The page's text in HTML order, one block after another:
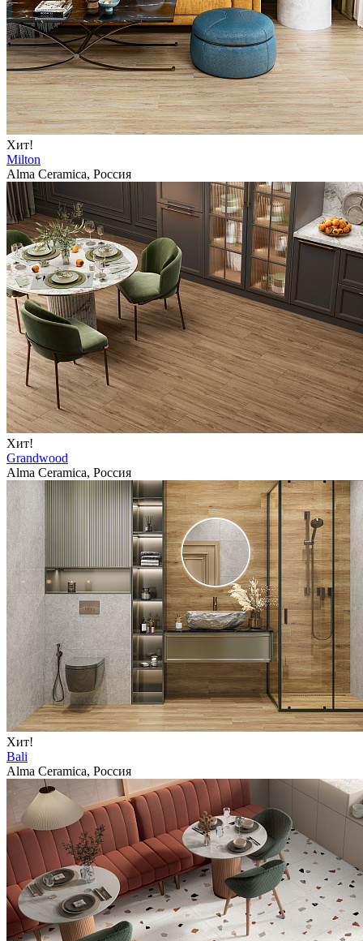
Хит!
Milton
Alma Ceramica, Россия
Хит!
Grandwood
Alma Ceramica, Россия
Хит!
Bali
Alma Ceramica, Россия